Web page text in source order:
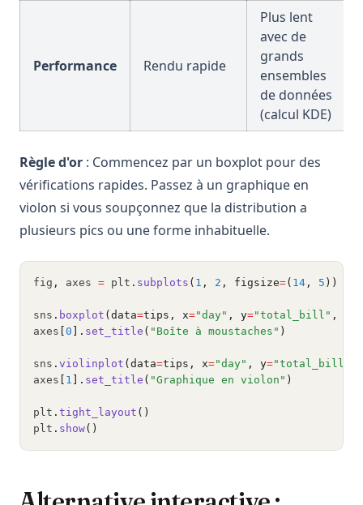
Performance Rendu rapide
Plus lent
avec de
grands
ensembles
de données
(calcul KDE)
Règle d'or : Commencez par un boxplot pour des
vérifications rapides. Passez à un graphique en
violon si vous soupçonnez que la distribution a
plusieurs pics ou une forme inhabituelle.
fig , axes = plt . subplots ( 1 , 2 , figsize=( 14 , 5 ))
sns . boxplot (data=tips, x="day" , y="total_bill" ,
axes 0 ]. set_title ( "Boîte à moustaches" )
sns . violinplot (data=tips, x="day" , y="total_bill"
axes
1 ]. set_title ( "Graphique en violon" )
plt . tight_layout ()
plt . show()